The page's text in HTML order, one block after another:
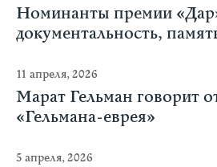
Номинанты премии
документальность,
11 апреля, 2026
Марат Гельман говорит
«Гельмана-еврея»
5 апреля, 2026